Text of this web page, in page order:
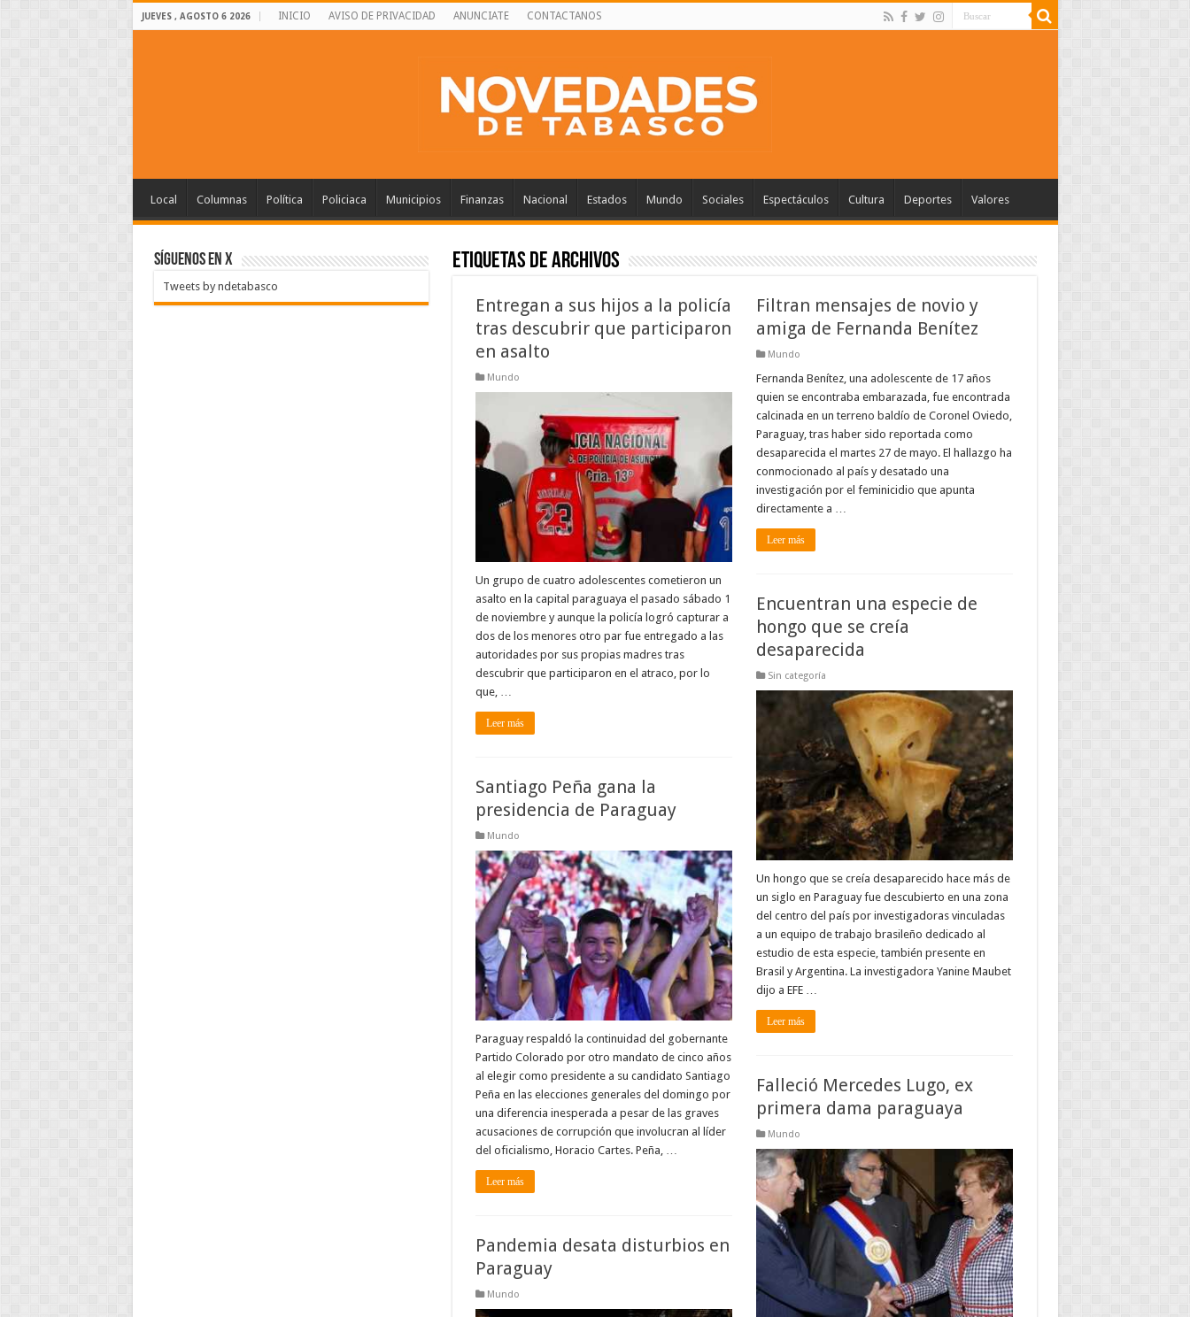
JUEVES , AGOSTO 6 2026 INICIO AVISO DE PRIVACIDAD ANUNCIATE CONTACTANOS
Local Columnas Política Policiaca Municipios Finanzas Nacional Estados Mundo Sociales Espectáculos Cultura Deportes Valores
Etiquetas de Archivos
Entregan a sus hijos a la policía
tras descubrir que participaron
en asalto
Mundo
Un grupo de cuatro adolescentes cometieron un
asalto en la capital paraguaya el pasado sábado 1
de noviembre y aunque la policía logró capturar a
dos de los menores otro par fue entregado a las
autoridades por sus propias madres tras
descubrir que participaron en el atraco, por lo
que, …
Leer más
Filtran mensajes de novio y
amiga de Fernanda Benítez
Mundo
Fernanda Benítez, una adolescente de 17 años
quien se encontraba embarazada, fue encontrada
calcinada en un terreno baldío de Coronel Oviedo,
Paraguay, tras haber sido reportada como
desaparecida el martes 27 de mayo. El hallazgo ha
conmocionado al país y desatado una
investigación por el feminicidio que apunta
directamente a …
Leer más
Encuentran una especie de
hongo que se creía
desaparecida
Sin categoría
Un hongo que se creía desaparecido hace más de
un siglo en Paraguay fue descubierto en una zona
del centro del país por investigadoras vinculadas
a un equipo de trabajo brasileño dedicado al
estudio de esta especie, también presente en
Brasil y Argentina. La investigadora Yanine Maubet
dijo a EFE …
Leer más
Santiago Peña gana la
presidencia de Paraguay
Mundo
Paraguay respaldó la continuidad del gobernante
Partido Colorado por otro mandato de cinco años
al elegir como presidente a su candidato Santiago
Peña en las elecciones generales del domingo por
una diferencia inesperada a pesar de las graves
acusaciones de corrupción que involucran al líder
del oficialismo, Horacio Cartes. Peña, …
Leer más
Falleció Mercedes Lugo, ex
primera dama paraguaya
Mundo
Pandemia desata disturbios en
Paraguay
Mundo
SÍGUENOS EN X
Tweets by ndetabasco